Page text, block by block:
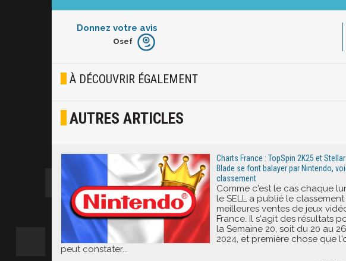
Donnez votre avis
Furieux
Joyeux
Osef
À DÉCOUVRIR ÉGALEMENT
AUTRES ARTICLES
Charts France : TopSpin 2K25 et Stellar
Blade se font balayer par Nintendo,
classement
Comme c'est le cas chaque
le SELL a publié le
meilleures ventes de jeux
France. Il s'agit des résultats
la Semaine 20, soit du 20 au
2024, et première chose que
peut constater...